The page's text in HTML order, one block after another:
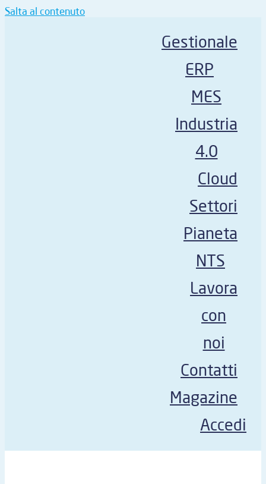
Salta al contenuto
Gestionale
ERP
MES
Industria
4.0
Cloud
Settori
Pianeta
NTS
Lavora
con
noi
Contatti
Magazine
Accedi